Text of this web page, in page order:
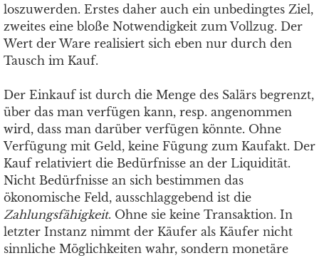
loszuwerden. Erstes daher auch ein unbedingtes Ziel,
zweites eine bloße Notwendigkeit zum Vollzug. Der
Wert der Ware realisiert sich eben nur durch den
Tausch im Kauf.
Der Einkauf ist durch die Menge des Salärs begrenzt,
über das man verfügen kann, resp. angenommen
wird, dass man darüber verfügen könnte. Ohne
Verfügung mit Geld, keine Fügung zum Kaufakt. Der
Kauf relativiert die Bedürfnisse an der Liquidität.
Nicht Bedürfnisse an sich bestimmen das
ökonomische Feld, ausschlaggebend ist die
Zahlungsfähigkeit. Ohne sie keine Transaktion. In
letzter Instanz nimmt der Käufer als Käufer nicht
sinnliche Möglichkeiten wahr, sondern monetäre